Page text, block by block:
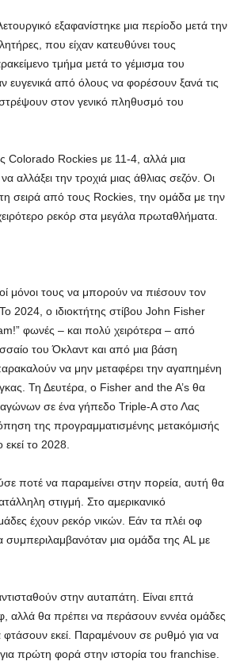
εξαφανίστηκε μια περίοδο μετά την
που είχαν κατευθύνει τους
τμήμα μετά το γέμισμα του
ευγενικά από όλους να φορέσουν ξανά τις
στον γενικό πληθυσμό του
Colorado Rockies με 11-4, αλλά μια
αλλάξει την τροχιά μιας άθλιας σεζόν. Οι
σειρά από τους Rockies, την ομάδα με την
ρεκόρ στα μεγάλα πρωταθλήματα.
μόνοι τους να μπορούν να πιέσουν τον
2024, ο ιδιοκτήτης στίβου John Fisher
φωνές – και πολύ χειρότερα – από
του Όκλαντ και από μια βάση
να μην μεταφέρει την αγαπημένη
Τη Δευτέρα, ο Fisher and the A’s θα
αγώνων σε ένα γήπεδο Triple-A στο Λας
της προγραμματισμένης μετακόμισής
το 2028.
ποτέ να παραμείνει στην πορεία, αυτή θα
στιγμή. Στο αμερικανικό
έχουν ρεκόρ νικών. Εάν τα πλέι οφ
συμπεριλαμβανόταν μια ομάδα της AL με
στην αυταπάτη. Είναι επτά
αλλά θα πρέπει να περάσουν εννέα ομάδες
φτάσουν εκεί. Παραμένουν σε ρυθμό για να
πρώτη φορά στην ιστορία του franchise.